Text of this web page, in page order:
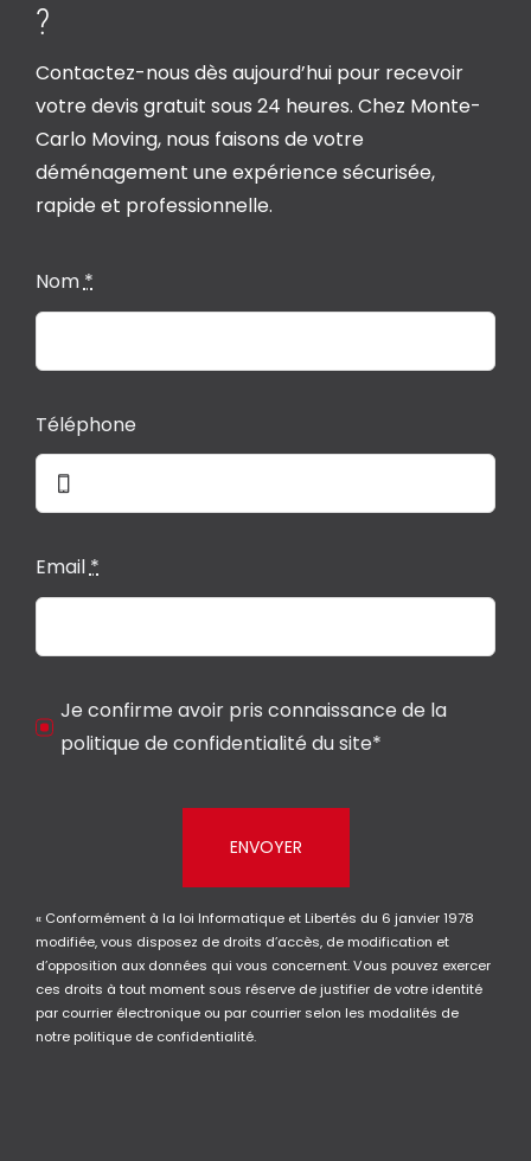
?
Contactez-nous dès aujourd’hui pour recevoir
votre devis gratuit sous 24 heures. Chez Monte-
Carlo Moving, nous faisons de votre
déménagement une expérience sécurisée,
rapide et professionnelle.
Nom*
Téléphone
Email*
Je confirme avoir pris connaissance de la
politique de confidentialité du site*
ENVOYER
« Conformément à la loi Informatique et Libertés du 6 janvier 1978
modifiée, vous disposez de droits d’accès, de modification et
d’opposition aux données qui vous concernent. Vous pouvez exercer
ces droits à tout moment sous réserve de justifier de votre identité
par courrier électronique ou par courrier selon les modalités de
notre politique de confidentialité.